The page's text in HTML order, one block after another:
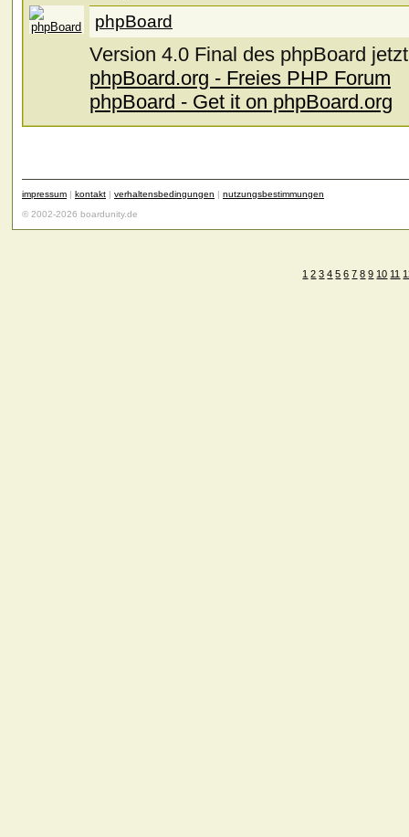
phpBoard
Version 4.0 Final des phpBoard
phpBoard.org - Freies PHP Forum
phpBoard - Get it on phpBoard.org
impressum | kontakt | verhaltensbedingungen | nutzungsbestimmungen
© 2002-2026 boardunity.de
1 2 3 4 5 6 7 8 9 10 11